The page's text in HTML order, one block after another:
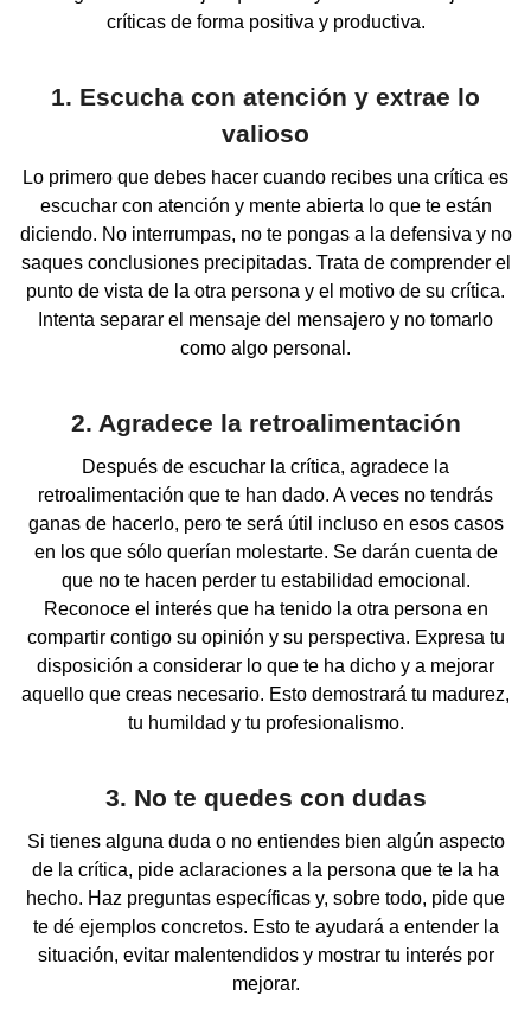
críticas de forma positiva y productiva.
1. Escucha con atención y extrae lo
valioso
Lo primero que debes hacer cuando recibes una crítica es
escuchar con atención y mente abierta lo que te están
diciendo. No interrumpas, no te pongas a la defensiva y no
saques conclusiones precipitadas. Trata de comprender el
punto de vista de la otra persona y el motivo de su crítica.
Intenta separar el mensaje del mensajero y no tomarlo
como algo personal.
2. Agradece la retroalimentación
Después de escuchar la crítica, agradece la
retroalimentación que te han dado. A veces no tendrás
ganas de hacerlo, pero te será útil incluso en esos casos
en los que sólo querían molestarte. Se darán cuenta de
que no te hacen perder tu estabilidad emocional.
Reconoce el interés que ha tenido la otra persona en
compartir contigo su opinión y su perspectiva. Expresa tu
disposición a considerar lo que te ha dicho y a mejorar
aquello que creas necesario. Esto demostrará tu madurez,
tu humildad y tu profesionalismo.
3. No te quedes con dudas
Si tienes alguna duda o no entiendes bien algún aspecto
de la crítica, pide aclaraciones a la persona que te la ha
hecho. Haz preguntas específicas y, sobre todo, pide que
te dé ejemplos concretos. Esto te ayudará a entender la
situación, evitar malentendidos y mostrar tu interés por
mejorar.